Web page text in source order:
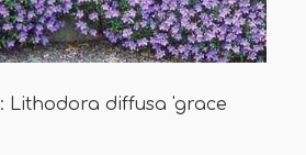
: Lithodora diffusa 'grace